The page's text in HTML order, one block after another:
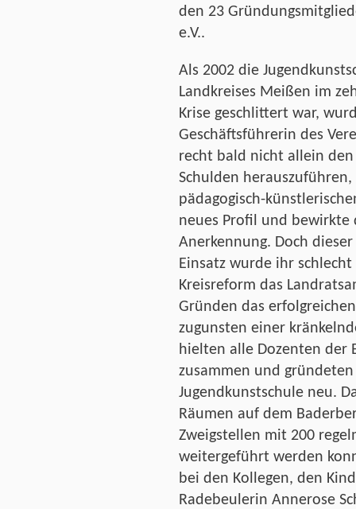
den 23
e.V..
Als 2002 die
Landkreises Meißen im
Krise geschlittert war,
Geschäftsführerin des
recht bald nicht allein den
Schulden
pädagogisch-
neues Profil und bewirkte
Anerkennung. Doch
Einsatz wurde ihr
Kreisreform das
Gründen das
zugunsten einer
hielten alle Dozenten der
zusammen und
Jugendkunstschule neu.
Räumen auf dem
Zweigstellen mit 200
weitergeführt werden
bei den Kollegen, den
Radebeulerin Annerose